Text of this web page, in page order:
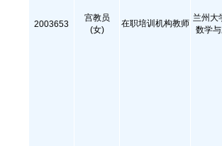
2003653
宫教员
(女)
在职培训机构教师
兰州大
数学